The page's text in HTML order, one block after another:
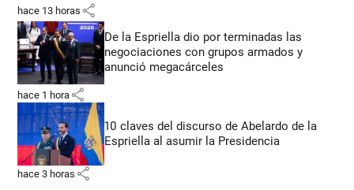
hace 13 horas share
De la Espriella dio por terminadas las
negociaciones con grupos armados y
anunció megacárceles
hace 1 hora share
10 claves del discurso de Abelardo de la
Espriella al asumir la Presidencia
hace 3 horas share